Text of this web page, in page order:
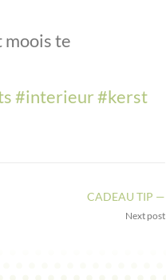
moois te
#interieur#kerst
CADEAU TIP —
Next post